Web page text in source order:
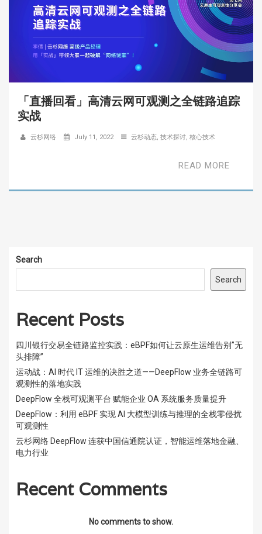
「直播回看」高清云网可观测之全链路追踪
实战
云杉网络 July 11, 2022 云杉动态, 技术探讨, 核心技术
READ MORE
Search
Search
Recent Posts
四川银行交易全链路监控实践：eBPF如何让云原生运维告别”无
头排障”
运动战：AI 时代 IT 运维的决胜之道——DeepFlow 业务全链路可
观测性的落地实践
DeepFlow 全栈可观测平台 赋能企业 OA 系统服务质量提升
DeepFlow：利用 eBPF 实现 AI 大模型训练与推理的全栈零侵扰
可观测性
云杉网络 DeepFlow 连获中国信通院认证，智能运维落地金融、
电力行业
Recent Comments
No comments to show.